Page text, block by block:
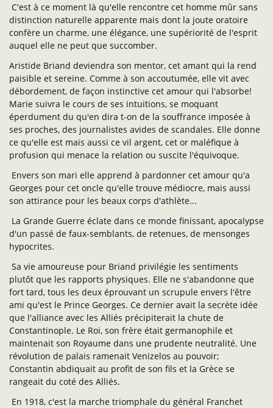
C'est à ce moment là qu'elle rencontre cet homme mûr sans
distinction naturelle apparente mais dont la joute oratoire
confère un charme, une élégance, une supériorité de l'esprit
auquel elle ne peut que succomber.
Aristide Briand deviendra son mentor, cet amant qui la rend
paisible et sereine. Comme à son accoutumée, elle vit avec
débordement, de façon instinctive cet amour qui l'absorbe!
Marie suivra le cours de ses intuitions, se moquant
éperdument du qu'en dira t-on de la souffrance imposée à
ses proches, des journalistes avides de scandales. Elle donne
ce qu'elle est mais aussi ce vil argent, cet or maléfique à
profusion qui menace la relation ou suscite l'équivoque.
Envers son mari elle apprend à pardonner cet amour qu'a
Georges pour cet oncle qu'elle trouve médiocre, mais aussi
son attirance pour les beaux corps d'athlète...
La Grande Guerre éclate dans ce monde finissant, apocalypse
d'un passé de faux-semblants, de retenues, de mensonges
hypocrites.
Sa vie amoureuse pour Briand privilégie les sentiments
plutôt que les rapports physiques. Elle ne s'abandonne que
fort tard, tous les deux éprouvant un scrupule envers l'être
ami qu'est le Prince Georges. Ce dernier avait la secrète idée
que l'alliance avec les Alliés précipiterait la chute de
Constantinople. Le Roi, son frère était germanophile et
maintenait son Royaume dans une prudente neutralité. Une
révolution de palais ramenait Venizelos au pouvoir;
Constantin abdiquait au profit de son fils et la Grèce se
rangeait du coté des Alliés.
En 1918, c'est la marche triomphale du général Franchet